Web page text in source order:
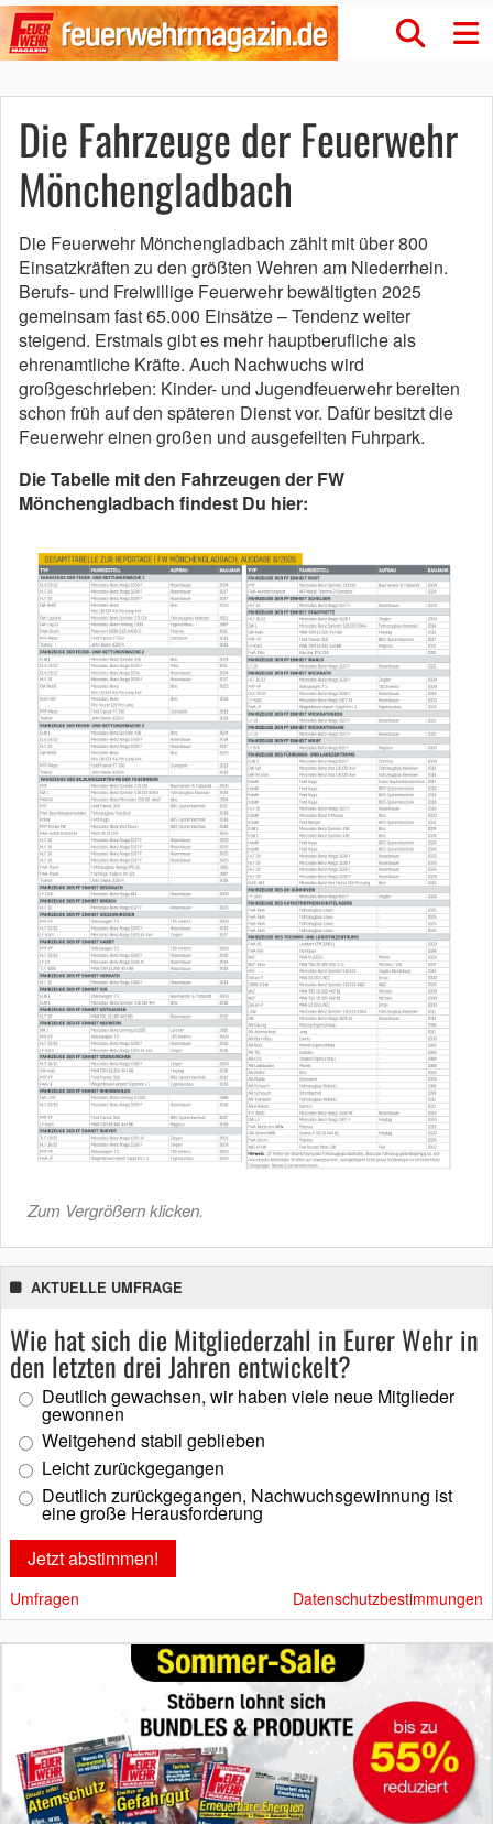
Die Fahrzeuge der Feuerwehr
Mönchengladbach
Die Feuerwehr Mönchengladbach zählt mit über 800
Einsatzkräften zu den größten Wehren am Niederrhein.
Berufs- und Freiwillige Feuerwehr bewältigten 2025
gemeinsam fast 65.000 Einsätze – Tendenz weiter
steigend. Erstmals gibt es mehr hauptberufliche als
ehrenamtliche Kräfte. Auch Nachwuchs wird
großgeschrieben: Kinder- und Jugendfeuerwehr bereiten
schon früh auf den späteren Dienst vor. Dafür besitzt die
Feuerwehr einen großen und ausgefeilten Fuhrpark.
Die Tabelle mit den Fahrzeugen der FW
Mönchengladbach findest Du hier:
Zum Vergrößern klicken.
AKTUELLE UMFRAGE
Wie hat sich die Mitgliederzahl in Eurer Wehr in
den letzten drei Jahren entwickelt?
Deutlich gewachsen, wir haben viele neue Mitglieder
gewonnen
Weitgehend stabil geblieben
Leicht zurückgegangen
Deutlich zurückgegangen, Nachwuchsgewinnung ist
eine große Herausforderung
Umfragen Datenschutzbestimmungen